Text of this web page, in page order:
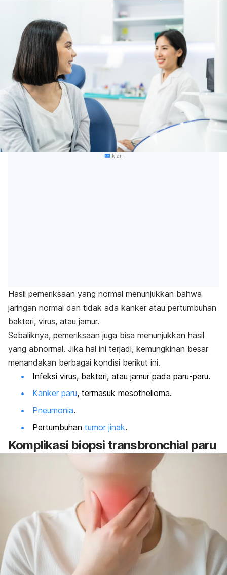
Iklan
Hasil pemeriksaan yang normal menunjukkan bahwa
jaringan normal dan tidak ada kanker atau pertumbuhan
bakteri, virus, atau jamur.
Sebaliknya, pemeriksaan juga bisa menunjukkan hasil
yang abnormal. Jika hal ini terjadi, kemungkinan besar
menandakan berbagai kondisi berikut ini.
Infeksi virus, bakteri, atau jamur pada paru-paru.
Kanker paru, termasuk mesothelioma.
Pneumonia.
Pertumbuhan tumor jinak.
Komplikasi biopsi transbronchial paru